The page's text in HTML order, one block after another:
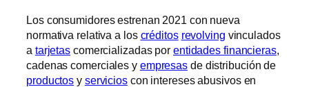
Los consumidores estrenan 2021 con nueva
normativa relativa a los créditos revolving vinculados
a tarjetas comercializadas por entidades financieras,
cadenas comerciales y empresas de distribución de
productos y servicioscon intereses abusivos en